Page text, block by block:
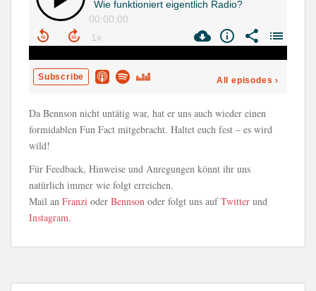
Da Bennson nicht untätig war, hat er uns auch wieder einen
formidablen Fun Fact mitgebracht. Haltet euch fest – es wird
wild!
Für Feedback, Hinweise und Anregungen könnt ihr uns
natürlich immer wie folgt erreichen.
Mail an Franzi oder Bennson oder folgt uns aufTwitter und
Instagram.